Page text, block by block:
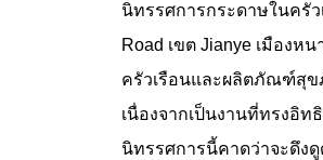
นิทรรศการกระดาษในครั
Road เขต Jianye เมือง
ครัวเรือนและผลิตภัณฑ์สุ
เนื่องจากเป็นงานที่ทรงอิ
นิทรรศการนี้คาดว่าจะดึง